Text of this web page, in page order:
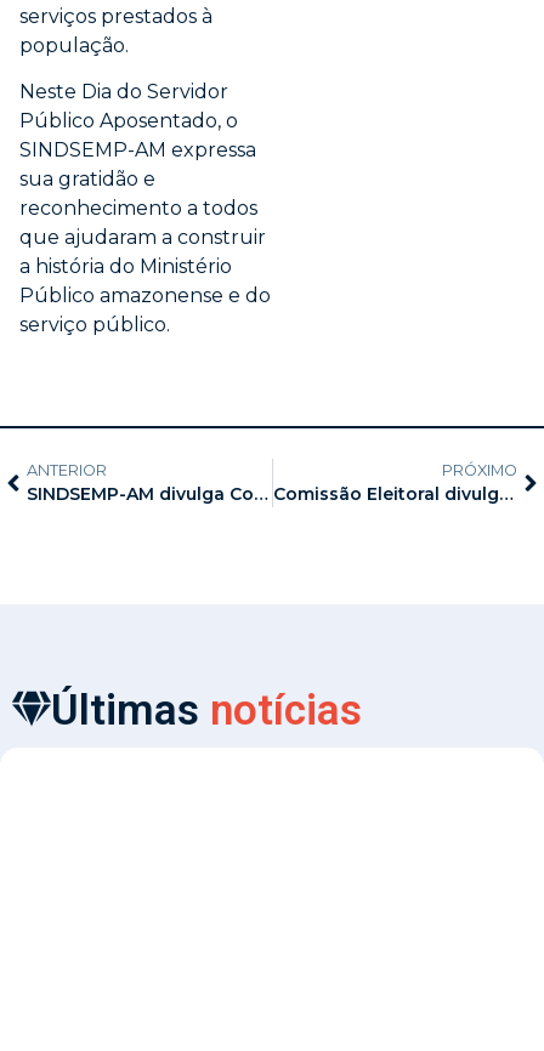
serviços prestados à
população.
Neste Dia do Servidor
Público Aposentado, o
SINDSEMP-AM expressa
sua gratidão e
reconhecimento a todos
que ajudaram a construir
a história do Ministério
Público amazonense e do
serviço público.
ANTERIOR
SINDSEMP-AM divulga Colônia de Férias da Happy Bee Educação Infantil Bilíngue, parceira do sindicato
PRÓXIMO
Comissão Eleitoral divulga regras para participação nas eleições do SINDSEMP-AM
Últimas notícias